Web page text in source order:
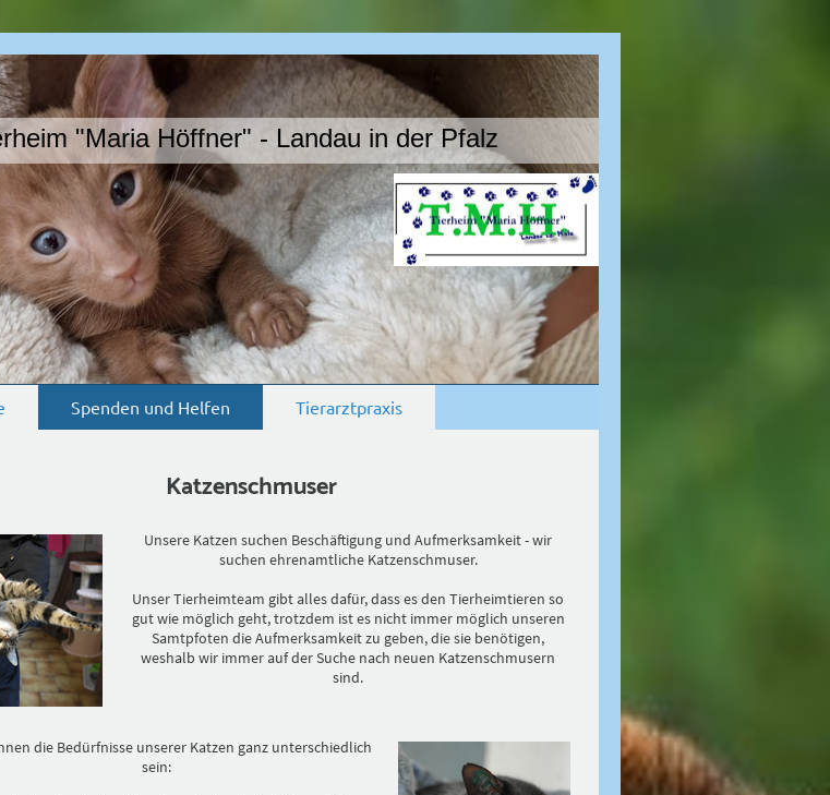
"Maria Höffner" - Landau in der Pfalz
Spenden und Helfen Tierarztpraxis
Katzenschmuser
Unsere Katzen suchen Beschäftigung und Aufmerksamkeit - wir
suchen ehrenamtliche Katzenschmuser.
Unser Tierheimteam gibt alles dafür, dass es den Tierheimtieren so
gut wie möglich geht, trotzdem ist es nicht immer möglich unseren
Samtpfoten die Aufmerksamkeit zu geben, die sie benötigen,
weshalb wir immer auf der Suche nach neuen Katzenschmusern
sind.
die Bedürfnisse unserer Katzen ganz unterschiedlich
sein: